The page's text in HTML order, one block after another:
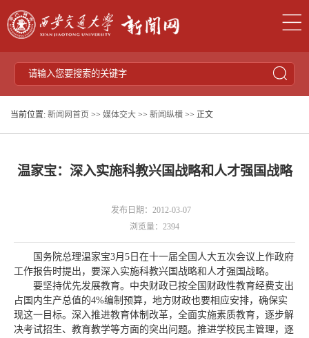
当前位置: 新闻网首页 >> 媒体交大 >> 新闻纵横 >> 正文
温家宝：深入实施科教兴国战略和人才强国战略
发布日期：2012-03-07
浏览量： 2394
国务院总理温家宝3月5日在十一届全国人大五次会议上作政府
工作报告时提出，要深入实施科教兴国战略和人才强国战略。
要坚持优先发展教育。中央财政已按全国财政性教育经费支出
占国内生产总值的4%编制预算，地方财政也要相应安排，确保实
现这一目标。深入推进教育体制改革，全面实施素质教育，逐步解
决考试招生、教育教学等方面的突出问题。推进学校民主管理，逐